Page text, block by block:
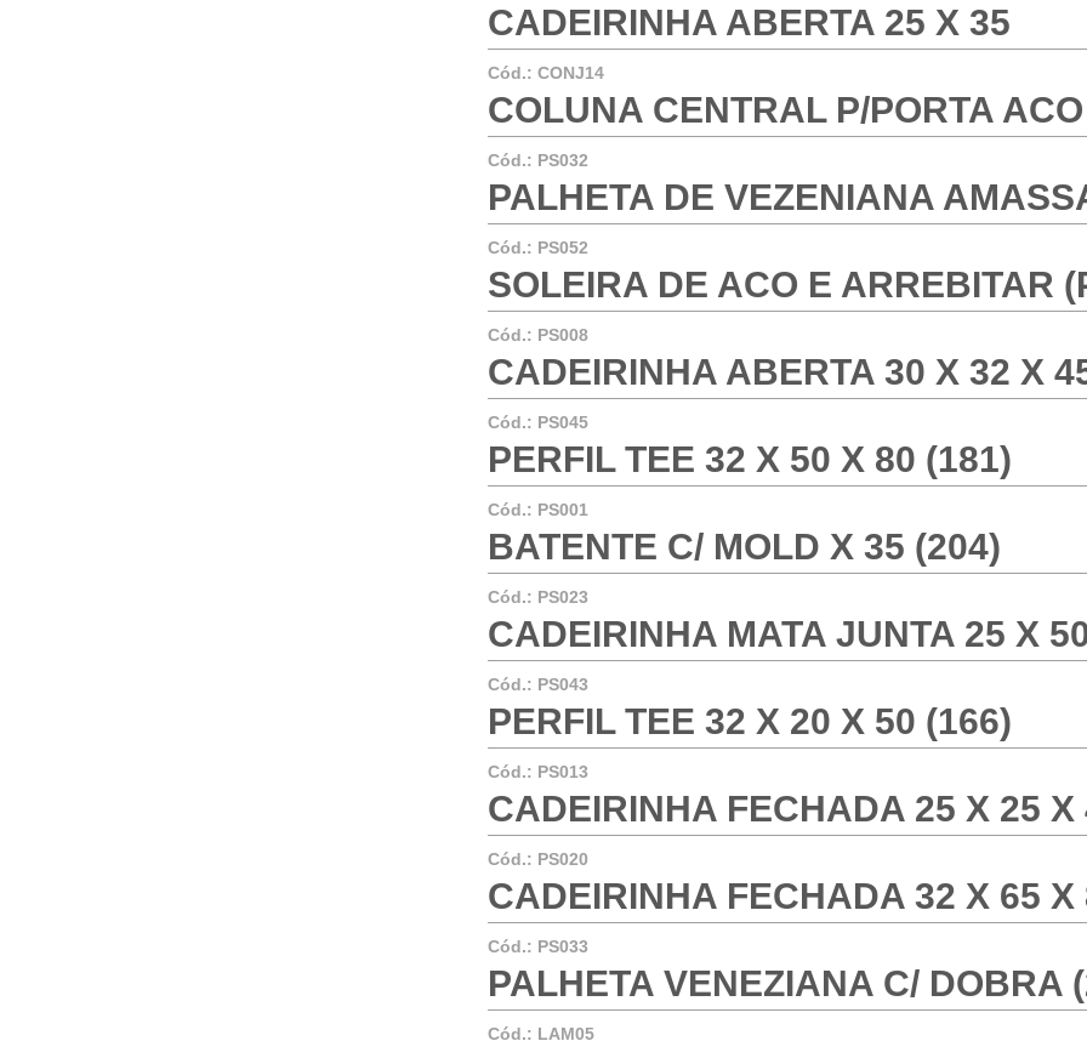
CADEIRINHA ABERTA 25 X 35
Cód.: CONJ14
COLUNA CENTRAL P/PORTA
Cód.: PS032
PALHETA DE VEZENIANA
Cód.: PS052
SOLEIRA DE ACO E ARREBITAR
Cód.: PS008
CADEIRINHA ABERTA 30 X 32 X
Cód.: PS045
PERFIL TEE 32 X 50 X 80 (181)
Cód.: PS001
BATENTE C/ MOLD X 35 (204)
Cód.: PS023
CADEIRINHA MATA JUNTA 25 X
Cód.: PS043
PERFIL TEE 32 X 20 X 50 (166)
Cód.: PS013
CADEIRINHA FECHADA 25 X 25 X
Cód.: PS020
CADEIRINHA FECHADA 32 X 65 X
Cód.: PS033
PALHETA VENEZIANA C/ DOBRA
Cód.: LAM05